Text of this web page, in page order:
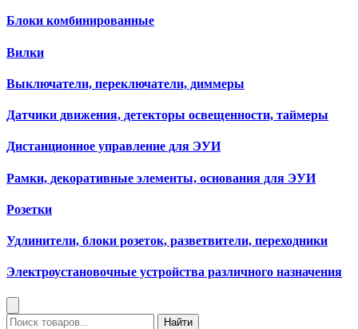
Блоки комбинированные
Вилки
Выключатели, переключатели, диммеры
Датчики движения, детекторы освещенности, таймеры
Дистанционное управление для ЭУИ
Рамки, декоративные элементы, основания для ЭУИ
Розетки
Удлинители, блоки розеток, разветвители, переходники
Электроустановочные устройства различного назначения
Найти